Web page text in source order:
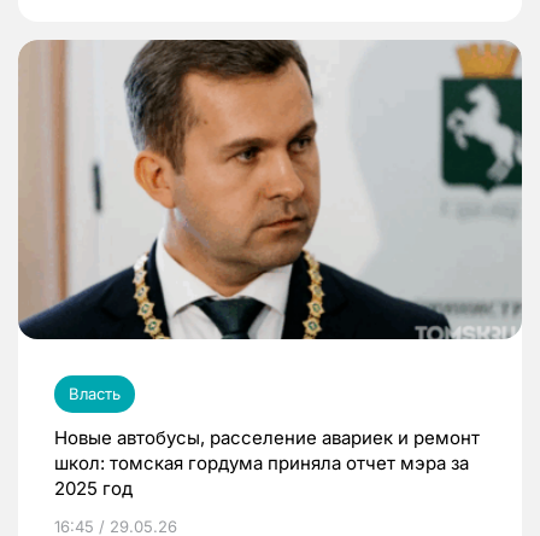
Власть
Новые автобусы, расселение авариек и ремонт
школ: томская гордума приняла отчет мэра за
2025 год
16:45 / 29.05.26